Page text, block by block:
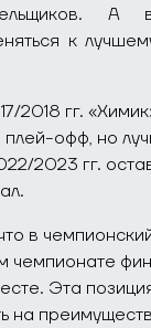
А
к
2018 гг.
плей-офф, но
2023 гг.
в
чемпионате
Эта
на